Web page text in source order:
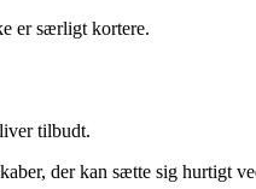
er særligt kortere.
tilbudt.
der kan sætte sig hurtigt